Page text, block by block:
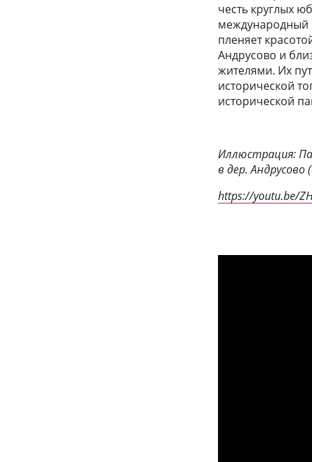
честь круглых
международный
пленяет
Андрусово и
жителями. Их
исторической
исторической
Иллюстрация:
в дер.
https://youtu.be/